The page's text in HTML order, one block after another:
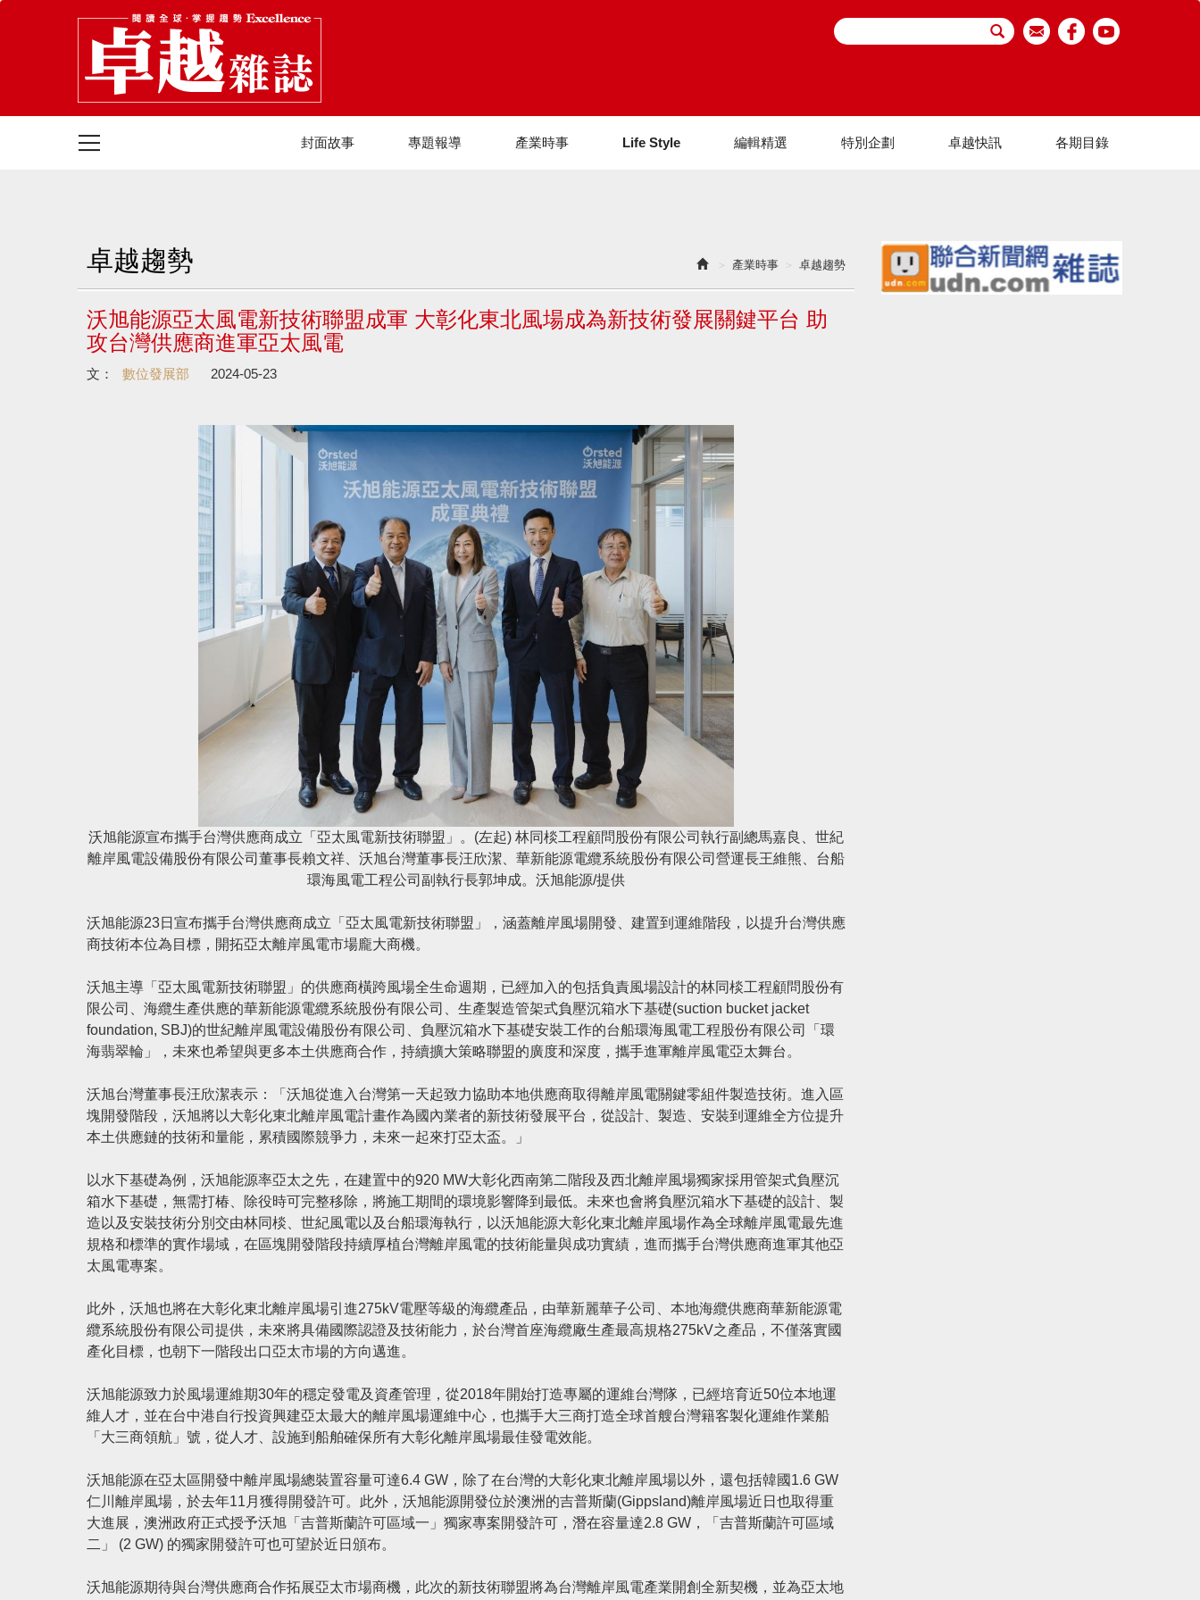
封面故事 專題報導 產業時事 Life Style 編輯精選 特別企劃 卓越快訊 各期目錄
產業時事 卓越趨勢
卓越趨勢
沃旭能源亞太風電新技術聯盟成軍 大彰化東北風場成為新技術發展關鍵平台 助
攻台灣供應商進軍亞太風電
文： 數位發展部 2024-05-23
沃旭能源宣布攜手台灣供應商成立「亞太風電新技術聯盟」。(左起) 林同棪工程顧問股份有限公司執行副總馬嘉良、世紀
離岸風電設備股份有限公司董事長賴文祥、沃旭台灣董事長汪欣潔、華新能源電纜系統股份有限公司營運長王維熊、台船
環海風電工程公司副執行長郭坤成。沃旭能源/提供
沃旭能源23日宣布攜手台灣供應商成立「亞太風電新技術聯盟」，涵蓋離岸風場開發、建置到運維階段，以提升台灣供應
商技術本位為目標，開拓亞太離岸風電市場龐大商機。
沃旭主導「亞太風電新技術聯盟」的供應商橫跨風場全生命週期，已經加入的包括負責風場設計的林同棪工程顧問股份有
限公司、海纜生產供應的華新能源電纜系統股份有限公司、生產製造管架式負壓沉箱水下基礎(suction bucket jacket
foundation, SBJ)的世紀離岸風電設備股份有限公司、負壓沉箱水下基礎安裝工作的台船環海風電工程股份有限公司「環
海翡翠輪」，未來也希望與更多本土供應商合作，持續擴大策略聯盟的廣度和深度，攜手進軍離岸風電亞太舞台。
沃旭台灣董事長汪欣潔表示：「沃旭從進入台灣第一天起致力協助本地供應商取得離岸風電關鍵零組件製造技術。進入區
塊開發階段，沃旭將以大彰化東北離岸風電計畫作為國內業者的新技術發展平台，從設計、製造、安裝到運維全方位提升
本土供應鏈的技術和量能，累積國際競爭力，未來一起來打亞太盃。」
以水下基礎為例，沃旭能源率亞太之先，在建置中的920 MW大彰化西南第二階段及西北離岸風場獨家採用管架式負壓沉
箱水下基礎，無需打椿、除役時可完整移除，將施工期間的環境影響降到最低。未來也會將負壓沉箱水下基礎的設計、製
造以及安裝技術分別交由林同棪、世紀風電以及台船環海執行，以沃旭能源大彰化東北離岸風場作為全球離岸風電最先進
規格和標準的實作場域，在區塊開發階段持續厚植台灣離岸風電的技術能量與成功實績，進而攜手台灣供應商進軍其他亞
太風電專案。
此外，沃旭也將在大彰化東北離岸風場引進275kV電壓等級的海纜產品，由華新麗華子公司、本地海纜供應商華新能源電
纜系統股份有限公司提供，未來將具備國際認證及技術能力，於台灣首座海纜廠生產最高規格275kV之產品，不僅落實國
產化目標，也朝下一階段出口亞太市場的方向邁進。
沃旭能源致力於風場運維期30年的穩定發電及資產管理，從2018年開始打造專屬的運維台灣隊，已經培育近50位本地運
維人才，並在台中港自行投資興建亞太最大的離岸風場運維中心，也攜手大三商打造全球首艘台灣籍客製化運維作業船
「大三商領航」號，從人才、設施到船舶確保所有大彰化離岸風場最佳發電效能。
沃旭能源在亞太區開發中離岸風場總裝置容量可達6.4 GW，除了在台灣的大彰化東北離岸風場以外，還包括韓國1.6 GW
仁川離岸風場，於去年11月獲得開發許可。此外，沃旭能源開發位於澳洲的吉普斯蘭(Gippsland)離岸風場近日也取得重
大進展，澳洲政府正式授予沃旭「吉普斯蘭許可區域一」獨家專案開發許可，潛在容量達2.8 GW，「吉普斯蘭許可區域
二」 (2 GW) 的獨家開發許可也可望於近日頒布。
沃旭能源期待與台灣供應商合作拓展亞太市場商機，此次的新技術聯盟將為台灣離岸風電產業開創全新契機，並為亞太地